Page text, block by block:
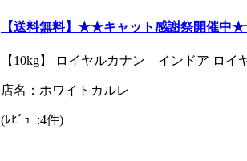
【送料無料】★★キャット感謝祭開催中
【10kg】 ロイヤルカナン インドア ロイ
店名：ホワイトカルレ
(ﾚﾋﾞｭｰ:4件)